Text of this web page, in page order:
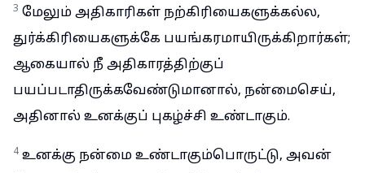
3 மேலும் அதிகாரிகள் நற்கிரியைகளுக்கல்ல,
துர்க்கிரியைகளுக்கே பயங்கரமாயிருக்கிறார்கள்;
ஆகையால் நீ அதிகாரத்திற்குப்
பயப்படாதிருக்கவேண்டுமானால், நன்மைசெய்,
அதினால் உனக்குப் புகழ்ச்சி உண்டாகும்.
4 உனக்கு நன்மை உண்டாகும்பொருட்டு, அவன்